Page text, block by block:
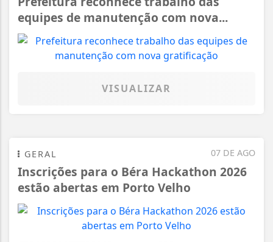
equipes de manutenção com nova...
VISUALIZAR
07 DE AGO
GERAL
Inscrições para o Béra Hackathon 2026
estão abertas em Porto Velho